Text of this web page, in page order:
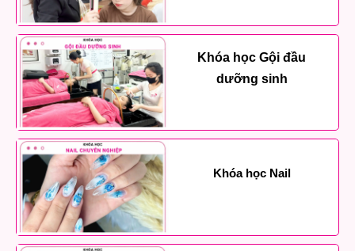
Khóa học Gội đầu
dưỡng sinh
Khóa học Nail